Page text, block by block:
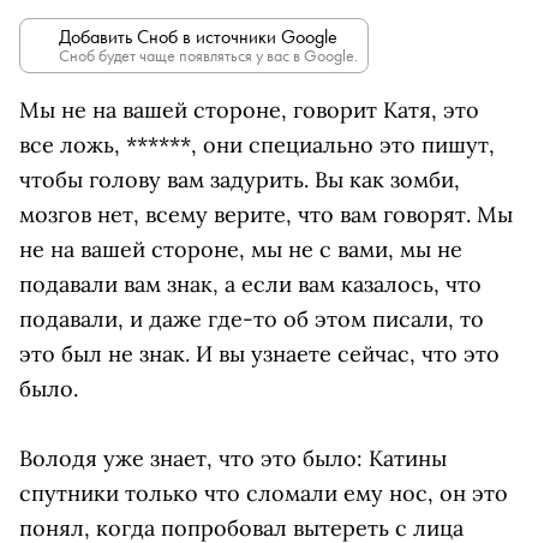
Добавить Сноб в источники Google
Сноб будет чаще появляться у вас в Google.
Мы не на вашей стороне, говорит Катя, это
все ложь, ******, они специально это пишут,
чтобы голову вам задурить. Вы как зомби,
мозгов нет, всему верите, что вам говорят. Мы
не на вашей стороне, мы не с вами, мы не
подавали вам знак, а если вам казалось, что
подавали, и даже где-то об этом писали, то
это был не знак. И вы узнаете сейчас, что это
было.
Володя уже знает, что это было: Катины
спутники только что сломали ему нос, он это
понял, когда попробовал вытереть с лица